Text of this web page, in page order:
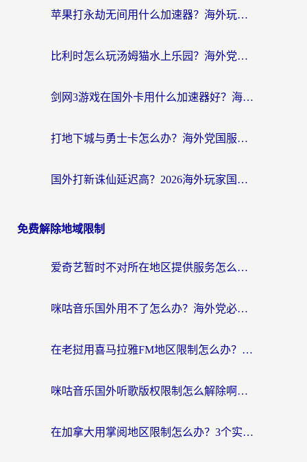
苹果打永劫无间用什么加速器？海外玩家亲测有效的国服游戏加速指南
比利时怎么玩汤姆猫水上乐园？海外党国服游戏加速终极指南（附无畏契约食之契约解决办法）
剑网3游戏在国外卡用什么加速器好？海外党亲测有效的国服游戏加速指南
打地下城与勇士卡怎么办？海外党国服游戏加速终极指南（附北美欧洲实测）
国外打新诛仙延迟高？2026海外玩家国服游戏加速器终极指南（附天龙八部闪耀暖暖实测）
免费解除地域限制
爱奇艺暂时不对所在地区提供服务怎么办？海外党亲测有效的追剧解决方案
咪咕音乐国外用不了怎么办？海外党必备的国内内容访问全攻略
在老挝用喜马拉雅FM地区限制怎么办？海外党亲测有效的回国加速方案
咪咕音乐国外听歌版权限制怎么解除啊？海外党亲测有效的回国加速方案
在加拿大用掌阅地区限制怎么办？3个实用技巧帮你轻松解决（附海外华人必备工具）